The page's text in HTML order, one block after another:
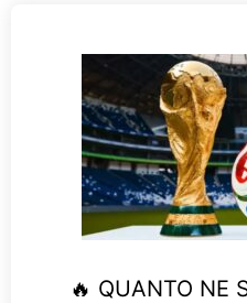
🔥 QUANTO NE